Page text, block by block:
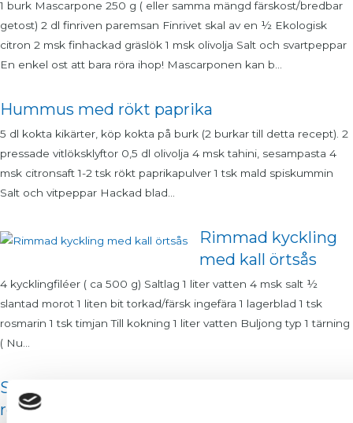
1 burk Mascarpone 250 g ( eller samma mängd färskost/bredbar
getost) 2 dl finriven paremsan Finrivet skal av en ½ Ekologisk
citron 2 msk finhackad gräslök 1 msk olivolja Salt och svartpeppar
En enkel ost att bara röra ihop! Mascarponen kan b...
Hummus med rökt paprika
5 dl kokta kikärter, köp kokta på burk (2 burkar till detta recept). 2
pressade vitlöksklyftor 0,5 dl olivolja 4 msk tahini, sesampasta 4
msk citronsaft 1-2 tsk rökt paprikapulver 1 tsk mald spiskummin
Salt och vitpeppar Hackad blad...
Rimmad kyckling
med kall örtsås
4 kycklingfiléer ( ca 500 g) Saltlag 1 liter vatten 4 msk salt ½
slantad morot 1 liten bit torkad/färsk ingefära 1 lagerblad 1 tsk
rosmarin 1 tsk timjan Till kokning 1 liter vatten Buljong typ 1 tärning
( Nu...
Sallad med Brysselkål, avocado, grape och
rödlök